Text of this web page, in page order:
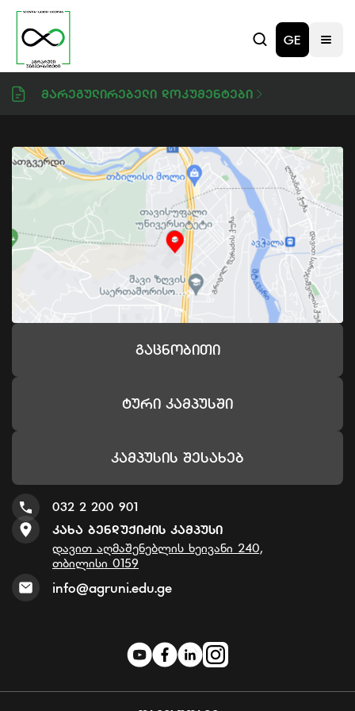
GE
Მარეგულირებელი Დოკუმენტები
Გაცნობითი
Ტური Კამპუსში
Კამპუსის Შესახებ
032 2 200 901
Კახა Ბენდუქიძის Კამპუსი
დავით აღმაშენებლის ხეივანი 240,
თბილისი 0159
info@agruni.edu.ge